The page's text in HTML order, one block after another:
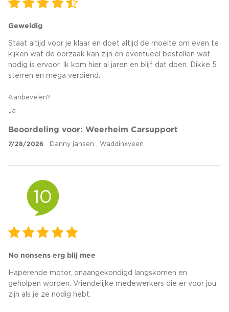
Geweldig
Staat altijd voor je klaar en doet altijd de moeite om even te
kijken wat de oorzaak kan zijn en eventueel bestellen wat
nodig is ervoor. Ik kom hier al jaren en blijf dat doen. Dikke 5
sterren en mega verdiend.
Aanbevelen?
Ja
Beoordeling voor: Weerheim Carsupport
7/28/2026 Danny jansen , Waddinxveen
10
No nonsens erg blij mee
Haperende motor, onaangekondigd langskomen en
geholpen worden. Vriendelijke medewerkers die er voor jou
zijn als je ze nodig hebt.